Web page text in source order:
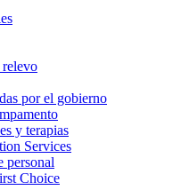
relevo
por el gobierno
y terapias
Services
personal
Choice